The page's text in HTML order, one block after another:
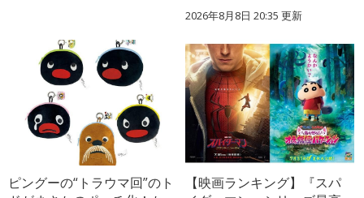
2026年8月8日 20:35 更新
ピングーの“トラウマ回”のト
【映画ランキング】『スパ